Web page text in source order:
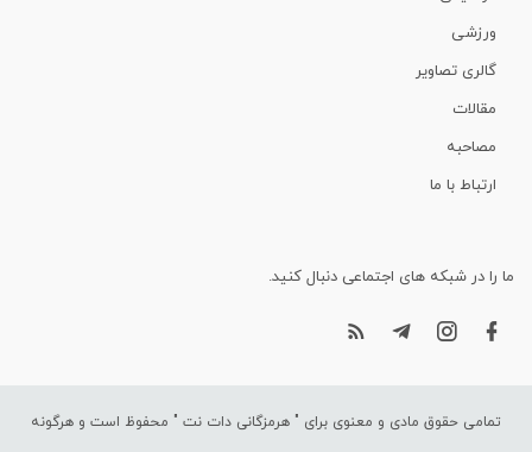
ورزشی
گالری تصاویر
مقالات
مصاحبه
ارتباط با ما
ما را در شبکه های اجتماعی دنبال کنید.
تمامی حقوق مادی و معنوی برای " هرمزگانی دات نت " محفوظ است و هرگونه